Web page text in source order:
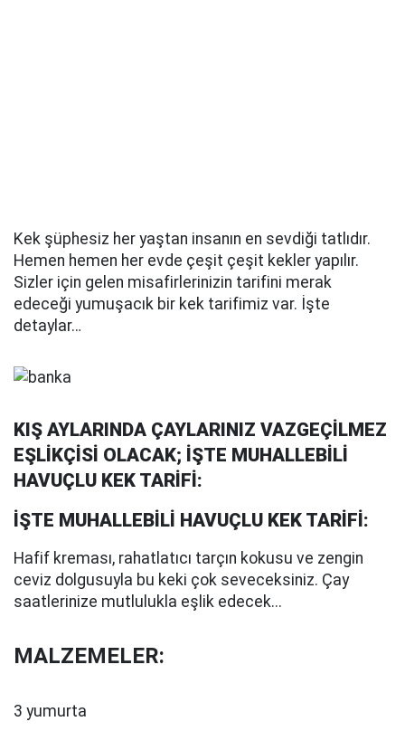
Kek şüphesiz her yaştan insanın en sevdiği tatlıdır.
Hemen hemen her evde çeşit çeşit kekler yapılır.
Sizler için gelen misafirlerinizin tarifini merak
edeceği yumuşacık bir kek tarifimiz var. İşte
detaylar…
KIŞ AYLARINDA ÇAYLARINIZ VAZGEÇİLMEZ
EŞLİKÇİSİ OLACAK; İŞTE MUHALLEBİLİ
HAVUÇLU KEK TARİFİ:
İŞTE MUHALLEBİLİ HAVUÇLU KEK TARİFİ:
Hafif kreması, rahatlatıcı tarçın kokusu ve zengin
ceviz dolgusuyla bu keki çok seveceksiniz. Çay
saatlerinize mutlulukla eşlik edecek...
MALZEMELER:
3 yumurta